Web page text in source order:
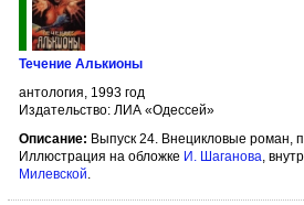
Течение Алькионы
антология, 1993 год
Издательство: ЛИА «Одессей»
Описание: Выпуск 24. Внецикловые роман,
Иллюстрация на обложке И. Шаганова ,
Милевской